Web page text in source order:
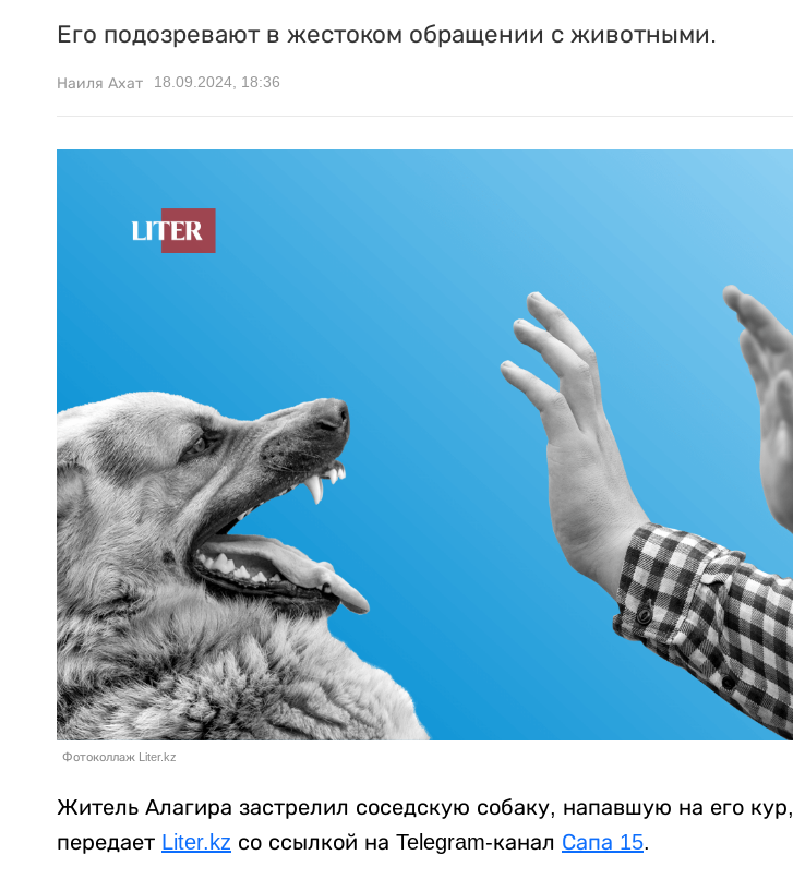
Его подозревают в жестоком обращении с животными.
Наиля Ахат 18.09.2024, 18:36
Фотоколлаж Liter.kz
Житель Алагира застрелил соседскую собаку, напавшую на его кур,
передает Liter.kz со ссылкой на Telegram-канал Сапа 15.